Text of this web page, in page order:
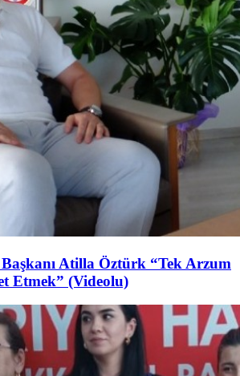
Atilla Öztürk “Tek Arzum
Etmek” (Videolu)